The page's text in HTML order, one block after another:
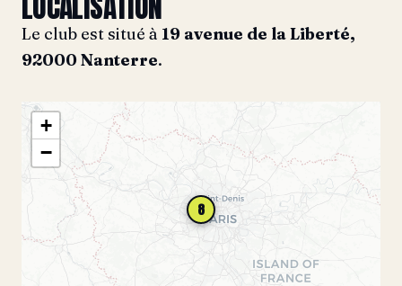
Le club est situé à 19 avenue de la Liberté,
92000 Nanterre.
8
+
−